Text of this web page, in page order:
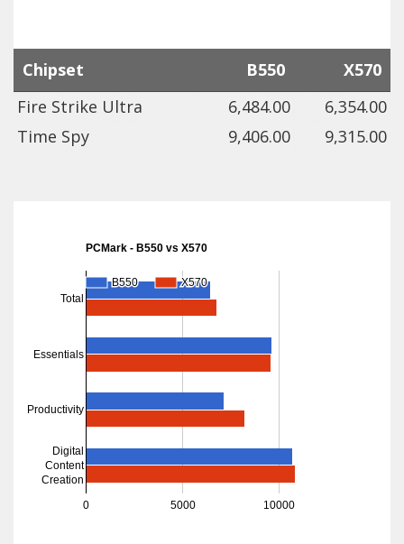
Chipset B550
X570
Fire Strike Ultra
6,484.00
6,354.00
Time Spy
9,406.00 9,315.00
PCMark - B550 vs X570
0 5000 10000
Total
Essentials
Productivity
Digital
Content
Creation
B550
B550 X570
X570